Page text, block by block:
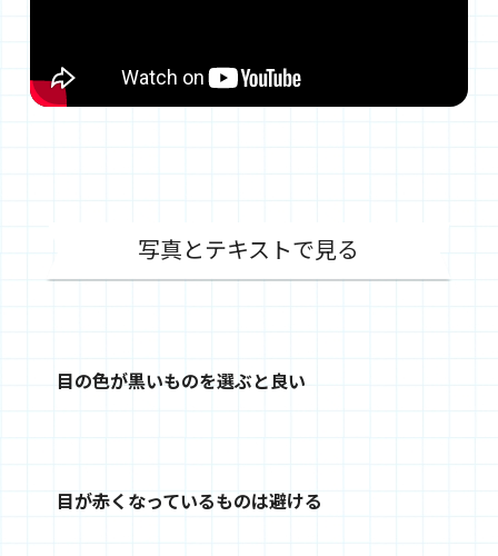
写真とテキストで見る
目の色が黒いものを選ぶと良い
目が赤くなっているものは避ける